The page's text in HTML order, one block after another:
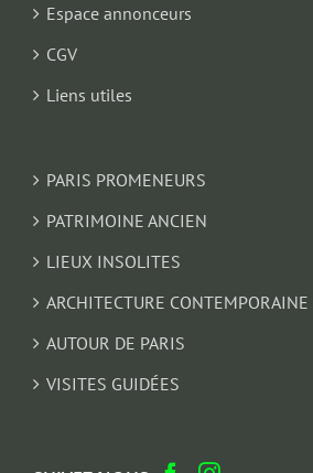
Espace annonceurs
CGV
Liens utiles
PARIS PROMENEURS
PATRIMOINE ANCIEN
LIEUX INSOLITES
ARCHITECTURE CONTEMPORAINE
AUTOUR DE PARIS
VISITES GUIDÉES